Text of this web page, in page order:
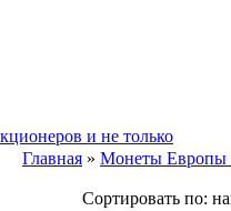
Главная » Монеты Европы
Сортировать по: